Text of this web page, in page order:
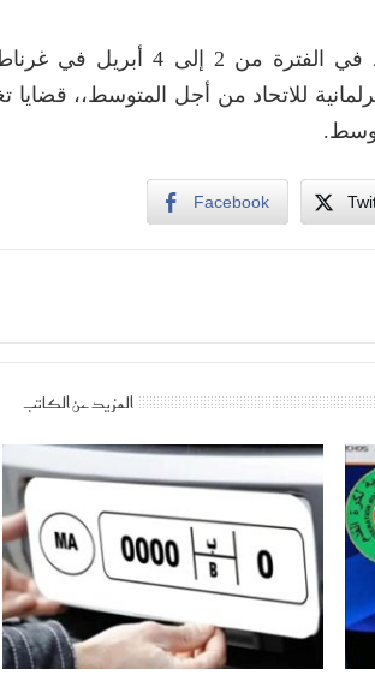
ويناقش المنتدى الدولي حول مستقبل البحر الأبيض المتوسط، الذي ينعقد في الفترة من 2 إلى 4
للاتحاد من أجل المتوسط،، قضايا
Facebook
المزيد عن الكاتب